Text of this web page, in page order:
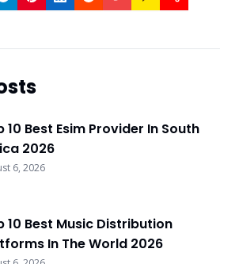
10 Best Esim Provider In South
2026
6, 2026
10 Best Music Distribution
In The World 2026